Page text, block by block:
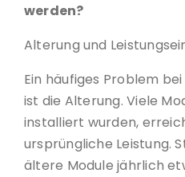
werden?
Alterung und
Ein häufiges Problem
ist die Alterung. Viele
installiert wurden,
ursprüngliche Leistung.
ältere Module jährlich